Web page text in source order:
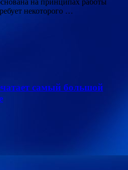
некоторого …
самый большой